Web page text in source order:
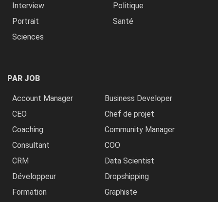
Interview
Politique
Portrait
Santé
Sciences
PAR JOB
Account Manager
Business Developer
CEO
Chef de projet
Coaching
Community Manager
Consultant
COO
CRM
Data Scientist
Développeur
Dropshipping
Formation
Graphiste